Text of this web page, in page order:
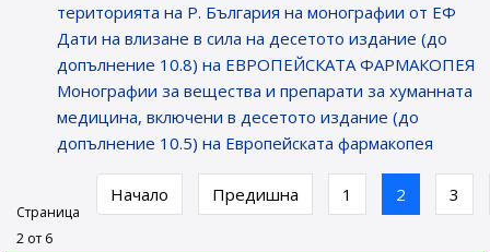
територията на Р. България на монографии от ЕФ
Дати на влизане в сила на десетото издание (до
допълнение 10.8) на ЕВРОПЕЙСКАТА ФАРМАКОПЕЯ
Монографии за вещества и препарати за хуманната
медицина, включени в десетото издание (до
допълнение 10.5) на Европейската фармакопея
Страница
2 от 6
Начало Предишна 1 2 3